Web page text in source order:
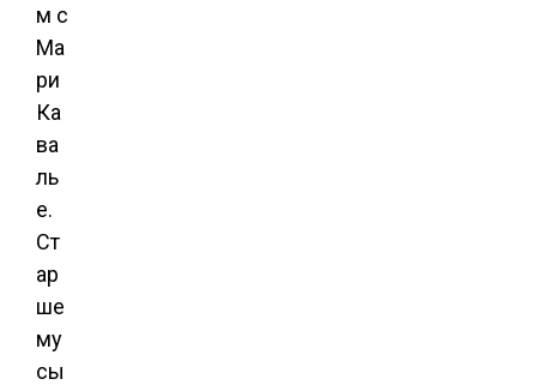
м с
Ма
ри
Ка
ва
ль
е.
Ст
ар
ше
му
сы